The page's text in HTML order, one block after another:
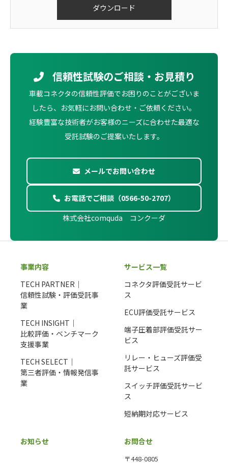
信頼性試験のご相談・お見積り
車載コネクタの信頼性評価でお困りのことがございま
したら、お気軽にお問い合わせ・ご依頼ください。
経験豊富な技術者がお客様のニーズに合わせた最適な
受託試験のご提案いたします。
メールでお問い合わせ
お電話でご相談（0566-50-2707）
株式会社comquda コンクーダ
事業内容
TECH PARTNER｜
信頼性試験・評価受託事
業
TECH INSIGHT｜
比較評価・ベンチマーク
支援事業
TECH SELECT｜
第三者評価・情報発信事
業
サービス一覧
コネクタ評価受託サービ
ス
ECU評価受託サービス
端子圧着部評価受託サー
ビス
リレー・ヒューズ評価受
託サービス
スイッチ評価受託サービ
ス
短納期対応サービス
お知らせ お問合せ
〒448-0805